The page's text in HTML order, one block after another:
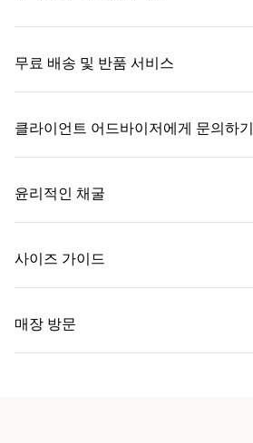
무료 배송 및 반품 서비스
자세히 보기
클라이언트 어드바이저에게 문의하기
윤리적인 채굴
사이즈 가이드
자세히 보기
매장 방문